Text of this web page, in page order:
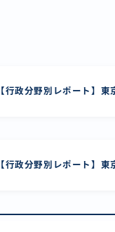
【行政分野別レポート】
【行政分野別レポート】